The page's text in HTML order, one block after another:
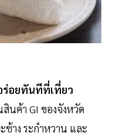
ร่อยทันทีที่เที่ยว
นค้า GI ของจังหวัด
าง ระกำหวาน และ